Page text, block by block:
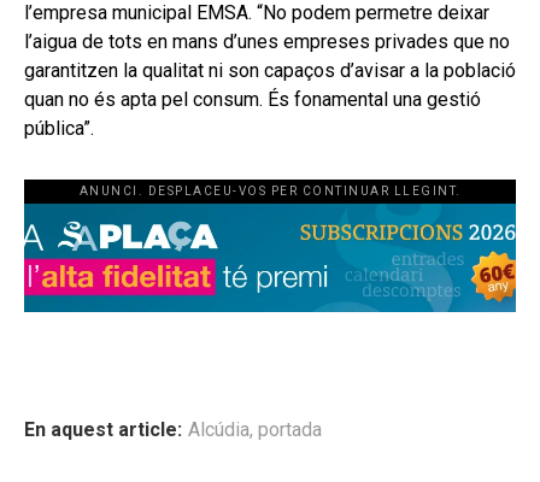
l’empresa municipal EMSA. “No podem permetre deixar
l’aigua de tots en mans d’unes empreses privades que no
garantitzen la qualitat ni son capaços d’avisar a la població
quan no és apta pel consum. És fonamental una gestió
pública”.
ANUNCI. DESPLACEU-VOS PER CONTINUAR LLEGINT.
En aquest article: Alcúdia, portada